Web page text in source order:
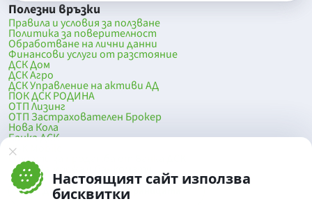
Настоящият сайт използва
бисквитки
Полезни връзки
Правила и условия за ползване
Политика за поверителност
Обработване на лични данни
Финансови услуги от разстояние
ДСК Дом
ДСК Агро
ДСК Управление на активи АД
ПОК ДСК РОДИНА
ОТП Лизинг
ОТП Застрахователен Брокер
Нова Кола
Банка ДСК
DSK Mobile
Оферти за продажба от Банка ДСК
Клонова мрежа и банкомати
До началото на страницата